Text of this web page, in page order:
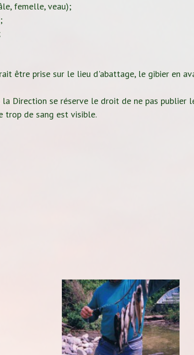
femelle, veau);
être prise sur le lieu d'abattage, le gibier en
Direction se réserve le droit de ne pas publier
trop de sang est visible.